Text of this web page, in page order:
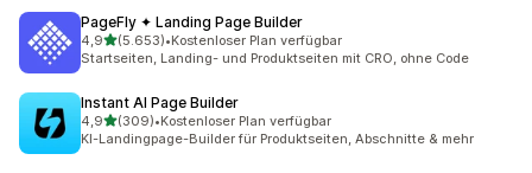
PageFly ✦ Landing Page Builder
4,9von 5 Sternen
(5.653)
5653 Rezensionen insgesamt
•Kostenloser Plan verfügbar
Startseiten, Landing- und Produktseiten mit CRO, ohne Code
Instant AI Page Builder
4,9von 5 Sternen
(309)
309 Rezensionen insgesamt
•Kostenloser Plan verfügbar
KI-Landingpage-Builder für Produktseiten, Abschnitte & mehr